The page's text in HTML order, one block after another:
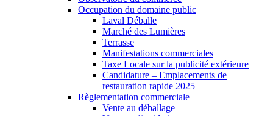
Occupation du domaine public
Laval Déballe
Marché des Lumières
Terrasse
Manifestations commerciales
Taxe Locale sur la publicité extérieure
Candidature – Emplacements de
restauration rapide 2025
Règlementation commerciale
Vente au déballage